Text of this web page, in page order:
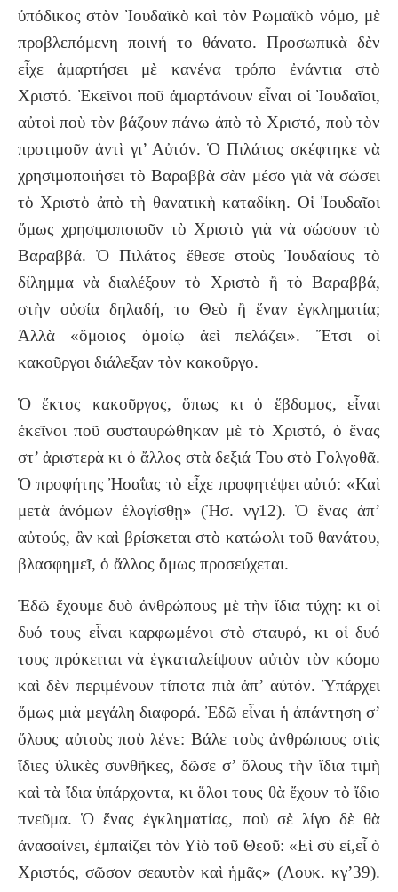
ὑπόδικος στὸν Ἰουδαϊκὸ καὶ τὸν Ρωμαϊκὸ νόμο, μὲ
προβλεπόμενη ποινή το θάνατο. Προσωπικὰ δὲν
εἶχε ἁμαρτήσει μὲ κανένα τρόπο ἐνάντια στὸ
Χριστό. Ἐκεῖνοι ποῦ ἁμαρτάνουν εἶναι οἱ Ἰουδαῖοι,
αὐτοὶ ποὺ τὸν βάζουν πάνω ἀπὸ τὸ Χριστό, ποὺ τὸν
προτιμοῦν ἀντὶ γι’ Αὐτόν. Ὁ Πιλάτος σκέφτηκε νὰ
χρησιμοποιήσει τὸ Βαραββὰ σὰν μέσο γιὰ νὰ σώσει
τὸ Χριστὸ ἀπὸ τὴ θανατικὴ καταδίκη. Οἱ Ἰουδαῖοι
ὅμως χρησιμοποιοῦν τὸ Χριστὸ γιὰ νὰ σώσουν τὸ
Βαραββά. Ὁ Πιλάτος ἔθεσε στοὺς Ἰουδαίους τὸ
δίλημμα νὰ διαλέξουν τὸ Χριστὸ ἢ τὸ Βαραββά,
στὴν οὐσία δηλαδή, το Θεὸ ἢ ἕναν ἐγκληματία;
Ἀλλὰ «ὅμοιος ὁμοίῳ ἀεὶ πελάζει». Ἔτσι οἱ
κακοῦργοι διάλεξαν τὸν κακοῦργο.
Ὁ ἕκτος κακοῦργος, ὅπως κι ὁ ἕβδομος, εἶναι
ἐκεῖνοι ποῦ συσταυρώθηκαν μὲ τὸ Χριστό, ὁ ἕνας
στ’ ἀριστερὰ κι ὁ ἄλλος στὰ δεξιά Του στὸ Γολγοθᾶ.
Ὁ προφήτης Ἠσαΐας τὸ εἶχε προφητέψει αὐτό: «Καὶ
μετὰ ἀνόμων ἐλογίσθῃ» (Ἠσ. νγ12). Ὁ ἕνας ἀπ’
αὐτούς, ἂν καὶ βρίσκεται στὸ κατώφλι τοῦ θανάτου,
βλασφημεῖ, ὁ ἄλλος ὅμως προσεύχεται.
Ἐδῶ ἔχουμε δυὸ ἀνθρώπους μὲ τὴν ἴδια τύχη: κι οἱ
δυό τους εἶναι καρφωμένοι στὸ σταυρό, κι οἱ δυό
τους πρόκειται νὰ ἐγκαταλείψουν αὐτὸν τὸν κόσμο
καὶ δὲν περιμένουν τίποτα πιὰ ἀπ’ αὐτόν. Ὑπάρχει
ὅμως μιὰ μεγάλη διαφορά. Ἐδῶ εἶναι ἡ ἀπάντηση σ’
ὅλους αὐτοὺς ποὺ λένε: Βάλε τοὺς ἀνθρώπους στὶς
ἴδιες ὑλικὲς συνθῆκες, δῶσε σ’ ὅλους τὴν ἴδια τιμὴ
καὶ τὰ ἴδια ὑπάρχοντα, κι ὅλοι τους θὰ ἔχουν τὸ ἴδιο
πνεῦμα. Ὁ ἕνας ἐγκληματίας, ποὺ σὲ λίγο δὲ θὰ
ἀνασαίνει, ἐμπαίζει τὸν Υἱὸ τοῦ Θεοῦ: «Eὶ σὺ εἰ,εἶ ὁ
Χριστός, σῶσον σεαυτὸν καὶ ἡμᾶς» (Λουκ. κγ’39).